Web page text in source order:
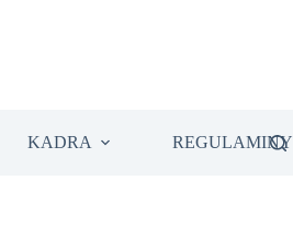
KADRA REGULAMINY